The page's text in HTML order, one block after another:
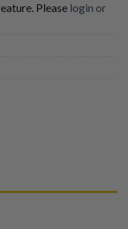
Please login or